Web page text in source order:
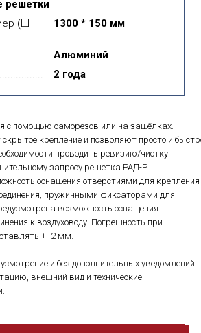
решетки
(Ш
1300 * 150 мм
Алюминий
2 года
с помощью саморезов или на защёлках.
крепление и позволяют просто и
проводить ревизию/чистку
запросу решетка РАД-Р
оснащения отверстиями для крепления
пружинными фиксаторами для
возможность оснащения
к воздуховоду. Погрешность при
+- 2 мм.
и без дополнительных уведомлений
внешний вид и технические